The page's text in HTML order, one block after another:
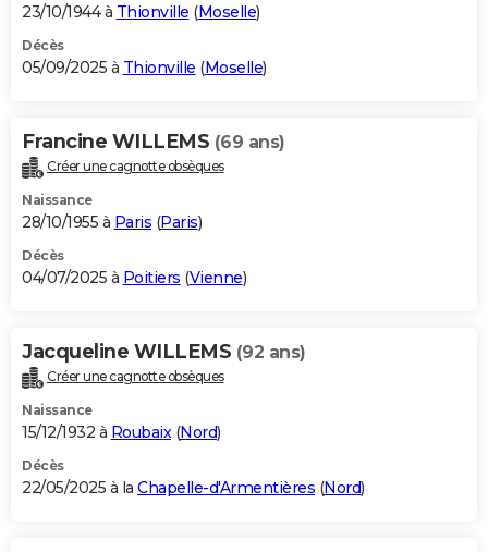
23/10/1944 à Thionville (Moselle)
Décès
05/09/2025 à Thionville (Moselle)
Francine WILLEMS (69 ans)
Créer une cagnotte obsèques
Naissance
28/10/1955 à Paris (Paris)
Décès
04/07/2025 à Poitiers (Vienne)
Jacqueline WILLEMS (92 ans)
Créer une cagnotte obsèques
Naissance
15/12/1932 à Roubaix (Nord)
Décès
22/05/2025 à la Chapelle-d'Armentières (Nord)